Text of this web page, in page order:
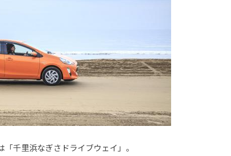
千里浜なぎさドライブウェイ」。